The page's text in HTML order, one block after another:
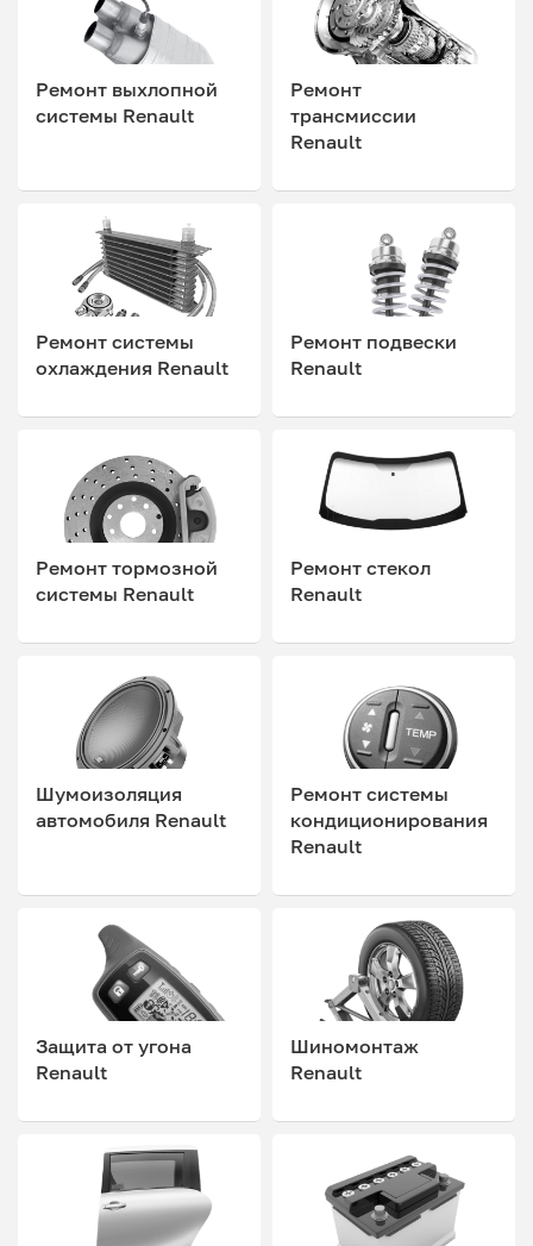
Ремонт выхлопной
системы Renault
Ремонт
трансмиссии
Renault
Ремонт системы
охлаждения Renault
Ремонт подвески
Renault
Ремонт тормозной
системы Renault
Ремонт стекол
Renault
Шумоизоляция
автомобиля Renault
Ремонт системы
кондиционирования
Renault
Защита от угона
Renault
Шиномонтаж
Renault